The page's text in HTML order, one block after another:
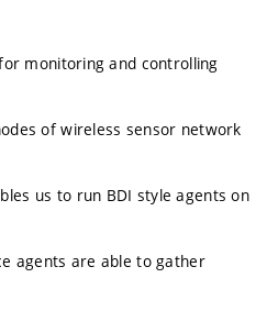
monitoring and controlling
of wireless sensor network
us to run BDI style agents on
agents are able to gather